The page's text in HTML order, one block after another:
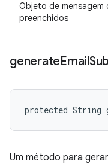
Objeto de
preenchidos
generateEmail
protected String
Um método para